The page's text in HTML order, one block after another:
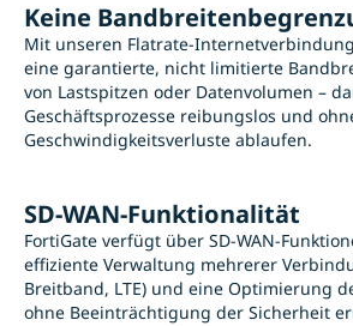
Keine
Mit unseren Flatrate-
eine garantierte, nicht limitierte
von Lastspitzen oder Datenvolumen –
Geschäftsprozesse reibungslos und
Geschwindigkeitsverluste ablaufen.
SD-WAN-Funktionalität
FortiGate verfügt über SD-WAN-
effiziente Verwaltung mehrerer
Breitband, LTE) und eine Optimierung
ohne Beeinträchtigung der Sicherheit